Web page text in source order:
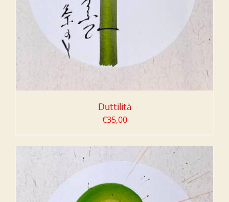
Duttilità
€35,00